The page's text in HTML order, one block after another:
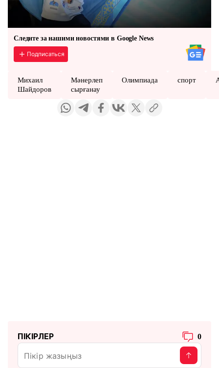
Следите за нашими новостями в Google News
Подписаться
Михаил
Шайдоров
Мәнерлеп
сырғанау
Олимпиада спорт
ПІКІРЛЕР 0